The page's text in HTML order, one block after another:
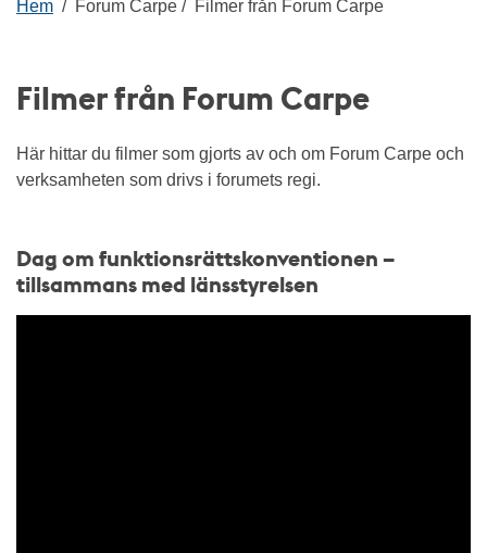
Hem Forum Carpe Filmer från Forum Carpe
Filmer från Forum Carpe
Här hittar du filmer som gjorts av och om Forum Carpe och
verksamheten som drivs i forumets regi.
Dag om funktionsrättskonventionen –
tillsammans med länsstyrelsen